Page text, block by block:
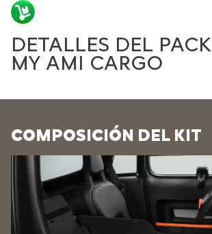
DETALLES DEL PACK
MY AMI CARGO
COMPOSICIÓN DEL KIT